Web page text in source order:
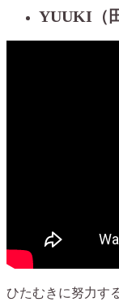
YUUKI（
ひたむきに努力す